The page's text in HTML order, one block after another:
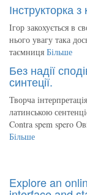
Інструкторка
Ігор закохується в
нього увагу така
таємниця Більше
Без надії
синтеції.
Творча
латинською
Contra spem spero
Більше
Explore an